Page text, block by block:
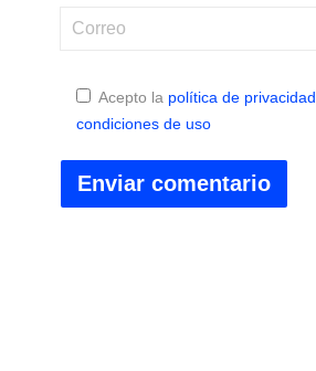
Acepto la política de privacidad
condiciones de uso